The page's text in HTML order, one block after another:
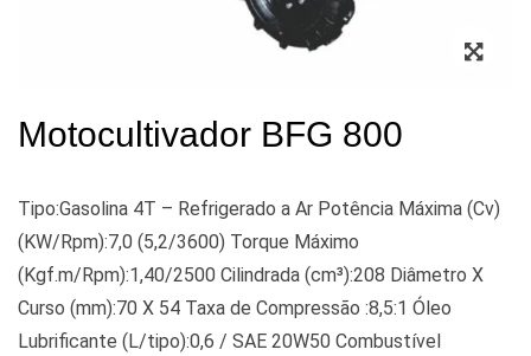
Motocultivador BFG 800
Tipo:Gasolina 4T – Refrigerado a Ar Potência Máxima (Cv)
(KW/Rpm):7,0 (5,2/3600) Torque Máximo
(Kgf.m/Rpm):1,40/2500 Cilindrada (cm³):208 Diâmetro X
Curso (mm):70 X 54 Taxa de Compressão :8,5:1 Óleo
Lubrificante (L/tipo):0,6 / SAE 20W50 Combustível